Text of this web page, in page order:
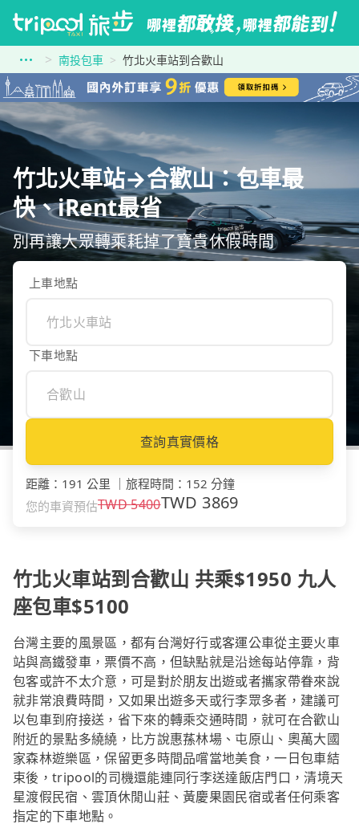
南投包車 竹北火車站到合歡山
竹北火車站→合歡山：包車最
快、iRent最省
別再讓大眾轉乘耗掉了寶貴休假時間
上車地點
下車地點
查詢真實價格
距離 ： 191 公里 旅程時間 ： 152 分鐘
您的車資預估TWD5400TWD 3869
竹北火車站到合歡山 共乘$1950 九人
座包車$5100
台灣主要的風景區，都有台灣好行或客運公車從主要火車
站與高鐵發車，票價不高，但缺點就是沿途每站停靠，背
包客或許不太介意，可是對於朋友出遊或者攜家帶眷來說
就非常浪費時間，又如果出遊多天或行李眾多者，建議可
以包車到府接送，省下來的轉乘交通時間，就可在合歡山
附近的景點多繞繞，比方說惠蓀林場、屯原山、奧萬大國
家森林遊樂區，保留更多時間品嚐當地美食，一日包車結
束後，tripool的司機還能連同行李送達飯店門口，清境天
星渡假民宿、雲頂休閒山莊、黃慶果園民宿或者任何乘客
指定的下車地點。